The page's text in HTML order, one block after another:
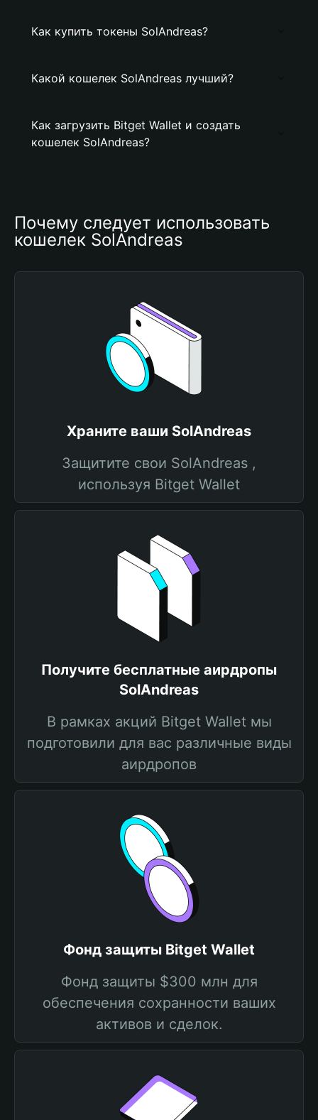
Как купить токены SolAndreas?
Какой кошелек SolAndreas лучший?
Как загрузить Bitget Wallet и создать
кошелек SolAndreas?
Почему следует использовать
кошелек SolAndreas
Храните ваши SolAndreas
Защитите свои SolAndreas ,
используя Bitget Wallet
Получите бесплатные аирдропы
SolAndreas
В рамках акций Bitget Wallet мы
подготовили для вас различные виды
аирдропов
Фонд защиты Bitget Wallet
Фонд защиты $300 млн для
обеспечения сохранности ваших
активов и сделок.